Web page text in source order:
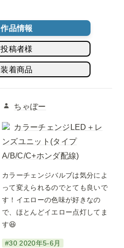
作品情報
投稿者様
装着商品
ちゃぼー
カラーチェンジLED＋レ
ンズユニット(タイプ
A/B/C/C+ホンダ配線)
カラーチェンジバルブは気分によ
って変えられるのでとても良いで
す！イエローの色味が好きなの
で、ほとんどイエロー点灯してま
す😆
#30 2020年5-6月